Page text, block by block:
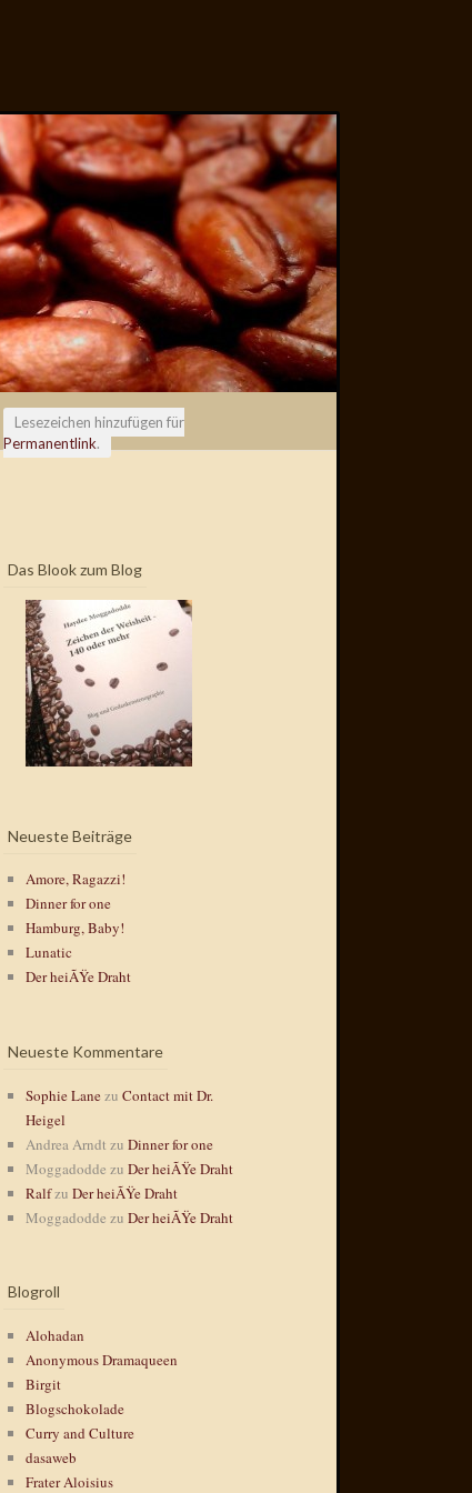
Lesezeichen hinzufügen für
Permanentlink.
Das Blook zum Blog
Neueste Beiträge
Amore, Ragazzi!
Dinner for one
Hamburg, Baby!
Lunatic
Der heiÃŸe Draht
Neueste Kommentare
Sophie Lanezu Contact mit Dr.
Heigel
Andrea Arndt zu Dinner for one
Moggadodde zu Der heiÃŸe Draht
Ralfzu Der heiÃŸe Draht
Moggadodde zu Der heiÃŸe Draht
Blogroll
Alohadan
Anonymous Dramaqueen
Birgit
Blogschokolade
Curry and Culture
dasaweb
Frater Aloisius